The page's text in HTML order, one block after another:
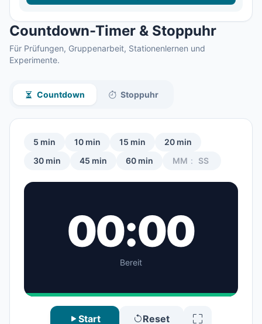
Countdown-Timer & Stoppuhr
Für Prüfungen, Gruppenarbeit, Stationenlernen und
Experimente.
Countdown Stoppuhr
5 min 10 min 15 min
20 min
30 min
45 min 60 min :
00:00
Bereit
Start Reset